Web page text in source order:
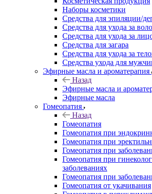
Наборы косметики
Средства для эпиляции/
Средства для ухода за
Средства для ухода за
Средства для загара
Средства для ухода за
Средства ухода для
Эфирные масла и ароматерапия
Назад
Эфирные масла и
Эфирные масла
Гомеопатия
Назад
Гомеопатия
Гомеопатия при
Гомеопатия при
Гомеопатия при
Гомеопатия при
заболеваниях
Гомеопатия при
Гомеопатия от укачивания